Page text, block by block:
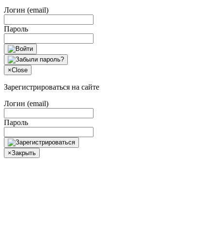
Логин (email)
Пароль
×Close
Зарегистрироваться на сайте
Логин (email)
Пароль
×Закрыть